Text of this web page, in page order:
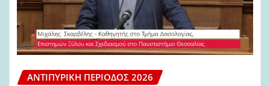
ΑΝΤΙΠΥΡΙΚΉ ΠΕΡΊΟΔΟΣ 2026